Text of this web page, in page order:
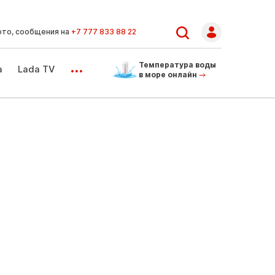
сообщения на +7 777 833 88 22
Lada TV ...
Температура воды
в море онлайн